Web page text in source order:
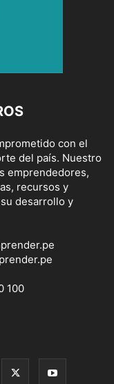
con el
del país. Nuestro
emprendedores,
recursos y
desarrollo y
100